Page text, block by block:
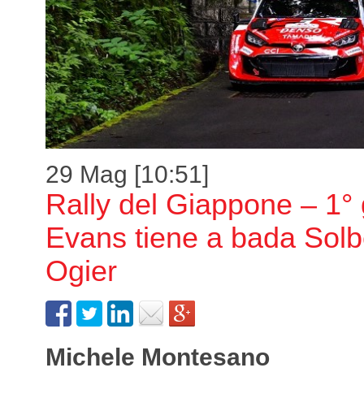
29 Mag [10:51]
Rally del Giappone –
Evans tiene a bada
Ogier
Michele Montesano